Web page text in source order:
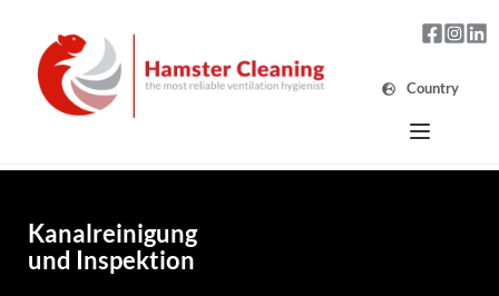
Country
Kanalreinigung
und Inspektion